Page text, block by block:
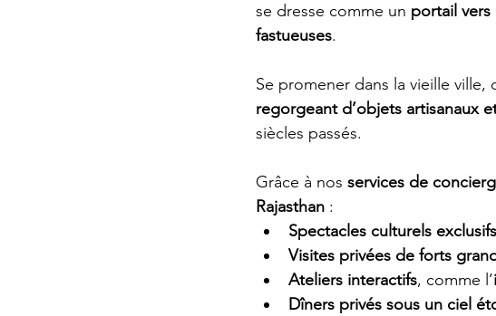
se dresse comme un portail vers
fastueuses.
Se promener dans la vieille ville,
regorgeant d’objets artisanaux
siècles passés.
Grâce à nos services de
Rajasthan :
Spectacles culturels exclusifs
Visites privées de forts
Ateliers interactifs, comme l’
Dîners privés sous un ciel